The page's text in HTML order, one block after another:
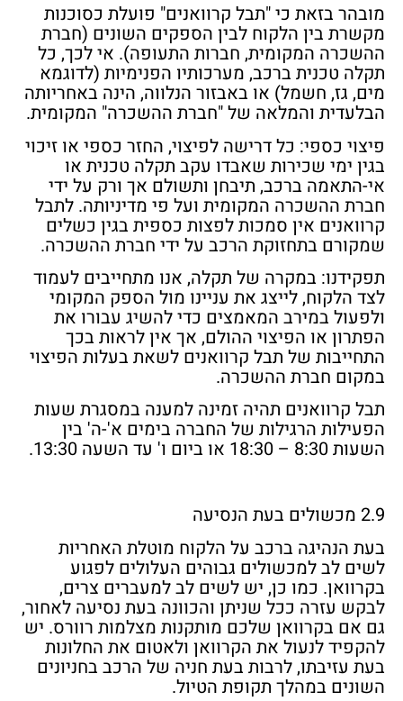
מובהר בזאת כי "תבל קרוואנים" פועלת כסוכנות
מקשרת בין הלקוח לבין הספקים השונים (חברת
ההשכרה המקומית, חברות התעופה). אי לכך, כל
תקלה טכנית ברכב, מערכותיו הפנימיות (לדוגמא
מים, גז, חשמל) או באבזור הנלווה, הינה באחריותה
הבלעדית והמלאה של "חברת ההשכרה" המקומית.
פיצוי כספי: כל דרישה לפיצוי, החזר כספי או זיכוי
בגין ימי שכירות שאבדו עקב תקלה טכנית או
אי-התאמה ברכב, תיבחן ותשולם אך ורק על ידי
חברת ההשכרה המקומית ועל פי מדיניותה. לתבל
קרוואנים אין סמכות לפצות כספית בגין כשלים
שמקורם בתחזוקת הרכב על ידי חברת ההשכרה.
תפקידנו: במקרה של תקלה, אנו מתחייבים לעמוד
לצד הלקוח, לייצג את עניינו מול הספק המקומי
ולפעול במירב המאמצים כדי להשיג עבורו את
הפתרון או הפיצוי ההולם, אך אין לראות בכך
התחייבות של תבל קרוואנים לשאת בעלות הפיצוי
במקום חברת ההשכרה.
תבל קרוואנים תהיה זמינה למענה במסגרת שעות
הפעילות הרגילות של החברה בימים א'-ה' בין
השעות 8:30 – 18:30 או ביום ו' עד השעה 13:30.
2.9 מכשולים בעת הנסיעה
בעת הנהיגה ברכב על הלקוח מוטלת האחריות
לשים לב למכשולים גבוהים העלולים לפגוע
בקרוואן. כמו כן, יש לשים לב למעברים צרים,
לבקש עזרה ככל שניתן והכוונה בעת נסיעה לאחור,
גם אם בקרוואן שלכם מותקנות מצלמות רוורס. יש
להקפיד לנעול את הקרוואן ולאטום את החלונות
בעת עזיבתו, לרבות בעת חניה של הרכב בחניונים
השונים במהלך תקופת הטיול.